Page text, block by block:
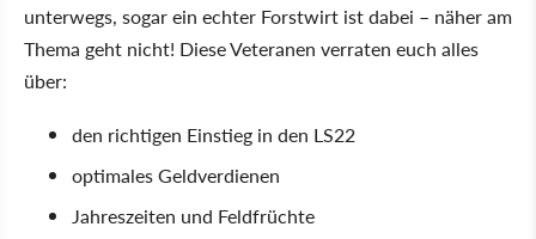
unterwegs, sogar ein echter Forstwirt ist dabei – näher am
Thema geht nicht! Diese Veteranen verraten euch alles
über:
den richtigen Einstieg in den LS22
optimales Geldverdienen
Jahreszeiten und Feldfrüchte